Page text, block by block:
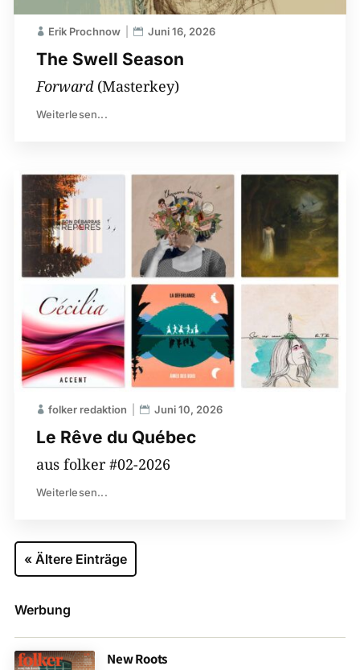
The Swell Season
Erik Prochnow Juni 16, 2026
Forward (Masterkey)
Weiterlesen...
Le Rêve du Québec
folker redaktion Juni 10, 2026
aus folker #02-2026
Weiterlesen...
« Ältere Einträge
Werbung
New Roots